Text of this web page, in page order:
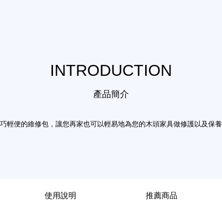
INTRODUCTION
產品簡介
輕便的維修包，讓您再家也可以輕易地為您的木頭家具做修護以及保
使用說明 推薦商品